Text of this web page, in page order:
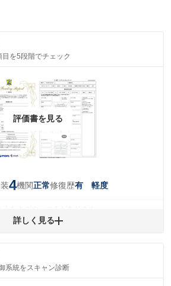
を5段階でチェック
評価書を見る
4機関正常修復歴有 軽度
こみについて問い合わせる
具合はありません。
詳しく見る
系統をスキャン診断